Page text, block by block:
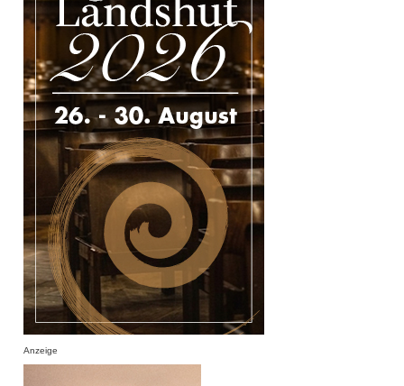
Anzeige